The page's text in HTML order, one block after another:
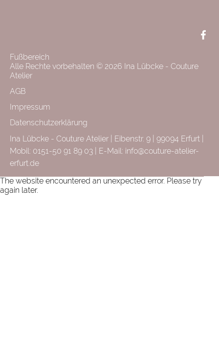
F+
Fußbereich
Alle Rechte vorbehalten © 2026 Ina Lübcke - Couture
Atelier
AGB
Impressum
Datenschutzerklärung
Ina Lübcke - Couture Atelier | Eibenstr. 9 | 99094 Erfurt |
Mobil: 0151-50 91 89 03 | E-Mail: info@couture-atelier-
erfurt.de
The website encountered an unexpected error. Please try
again later.